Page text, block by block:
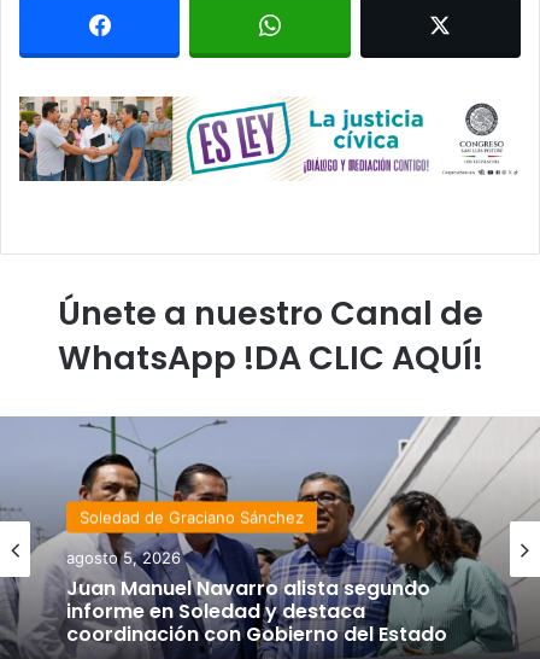
Únete a nuestro Canal de
WhatsApp !DA CLIC AQUÍ!
Soledad de Graciano Sánchez
agosto 5, 2026
Juan Manuel Navarro alista segundo
informe en Soledad y destaca
coordinación con Gobierno del Estado